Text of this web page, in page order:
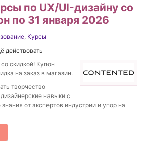
по UX/UI-дизайну со
по 31 января 2026
Курсы
действовать
скидкой! Купон
на заказ в магазин.
творчество
навыки с
от экспертов индустрии и упор на